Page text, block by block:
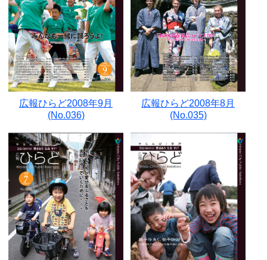
広報ひらど2008年9月
(No.036)
広報ひらど2008年8月
(No.035)